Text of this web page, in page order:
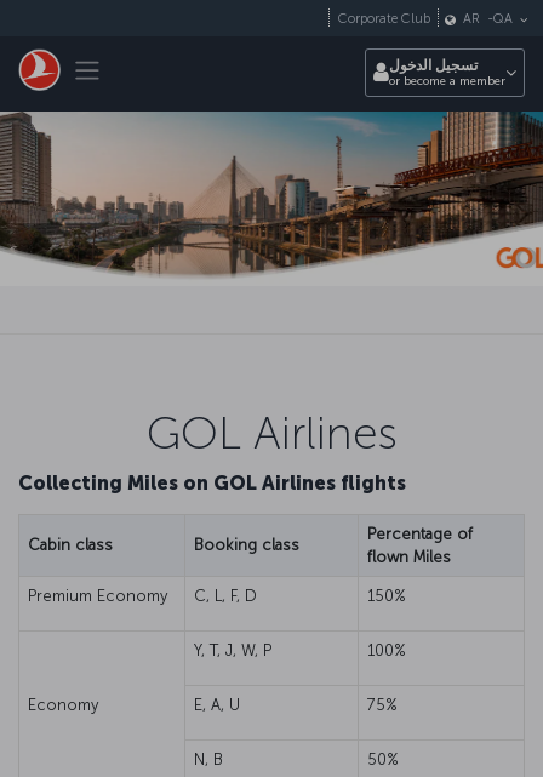
Toggle navigation
Corporate Club AR -QA
تسجيل الدخول
or become a member
GOL Airlines
Collecting Miles on GOL Airlines flights
Cabin class Booking class
Percentage of
flown Miles
Premium Economy C, L, F, D 150%
Economy
Y, T, J, W, P 100%
E, A, U 75%
N, B 50%